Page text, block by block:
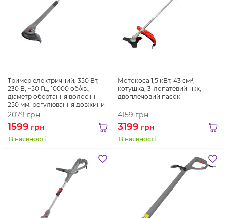
Тример електричний, 350 Вт,
230 В, ~50 Гц, 10000 об/хв.,
діаметр обертання волосіні -
250 мм, регулювання довжини
штанги
2079грн
1599 грн
В наявності
Мотокоса 1,5 кВт, 43 см³,
котушка, 3-лопатевий ніж,
двоплечовий пасок
4159грн
3199 грн
В наявності